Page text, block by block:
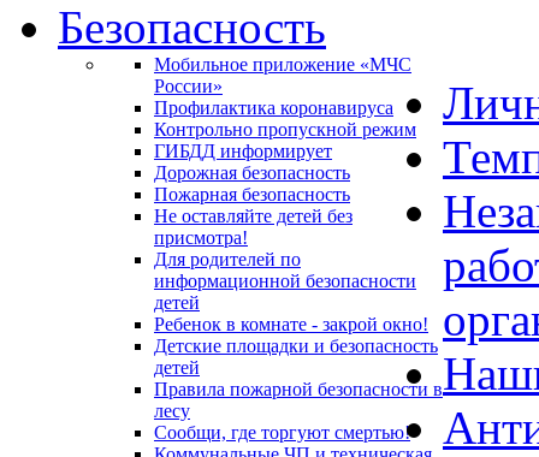
Безопасность
Мобильное приложение «МЧС
России»
Профилактика коронавируса
Контрольно пропускной режим
ГИБДД информирует
Дорожная безопасность
Пожарная безопасность
Не оставляйте детей без
присмотра!
Для родителей по
информационной безопасности
детей
Ребенок в комнате - закрой окно!
Детские площадки и безопасность
детей
Правила пожарной безопасности в
лесу
Сообщи, где торгуют смертью!